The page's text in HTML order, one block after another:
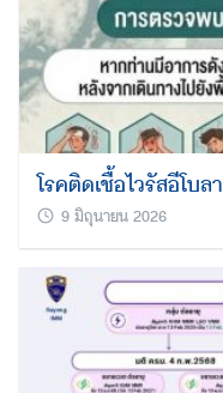
โรคติดเชื้อไวรัสอีโบลา
9 มิถุนายน 2026